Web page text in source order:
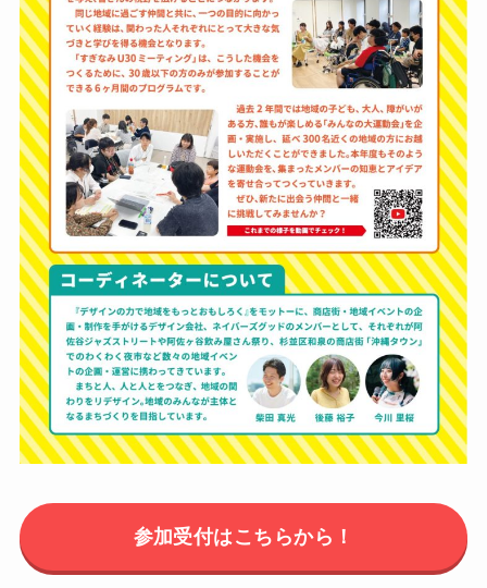
参加受付はこちらから！